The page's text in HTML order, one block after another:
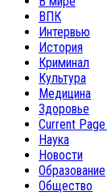
ВПК
Интервью
История
Криминал
Культура
Медицина
Здоровье
Current
Наука
Новости
Образование
Общество